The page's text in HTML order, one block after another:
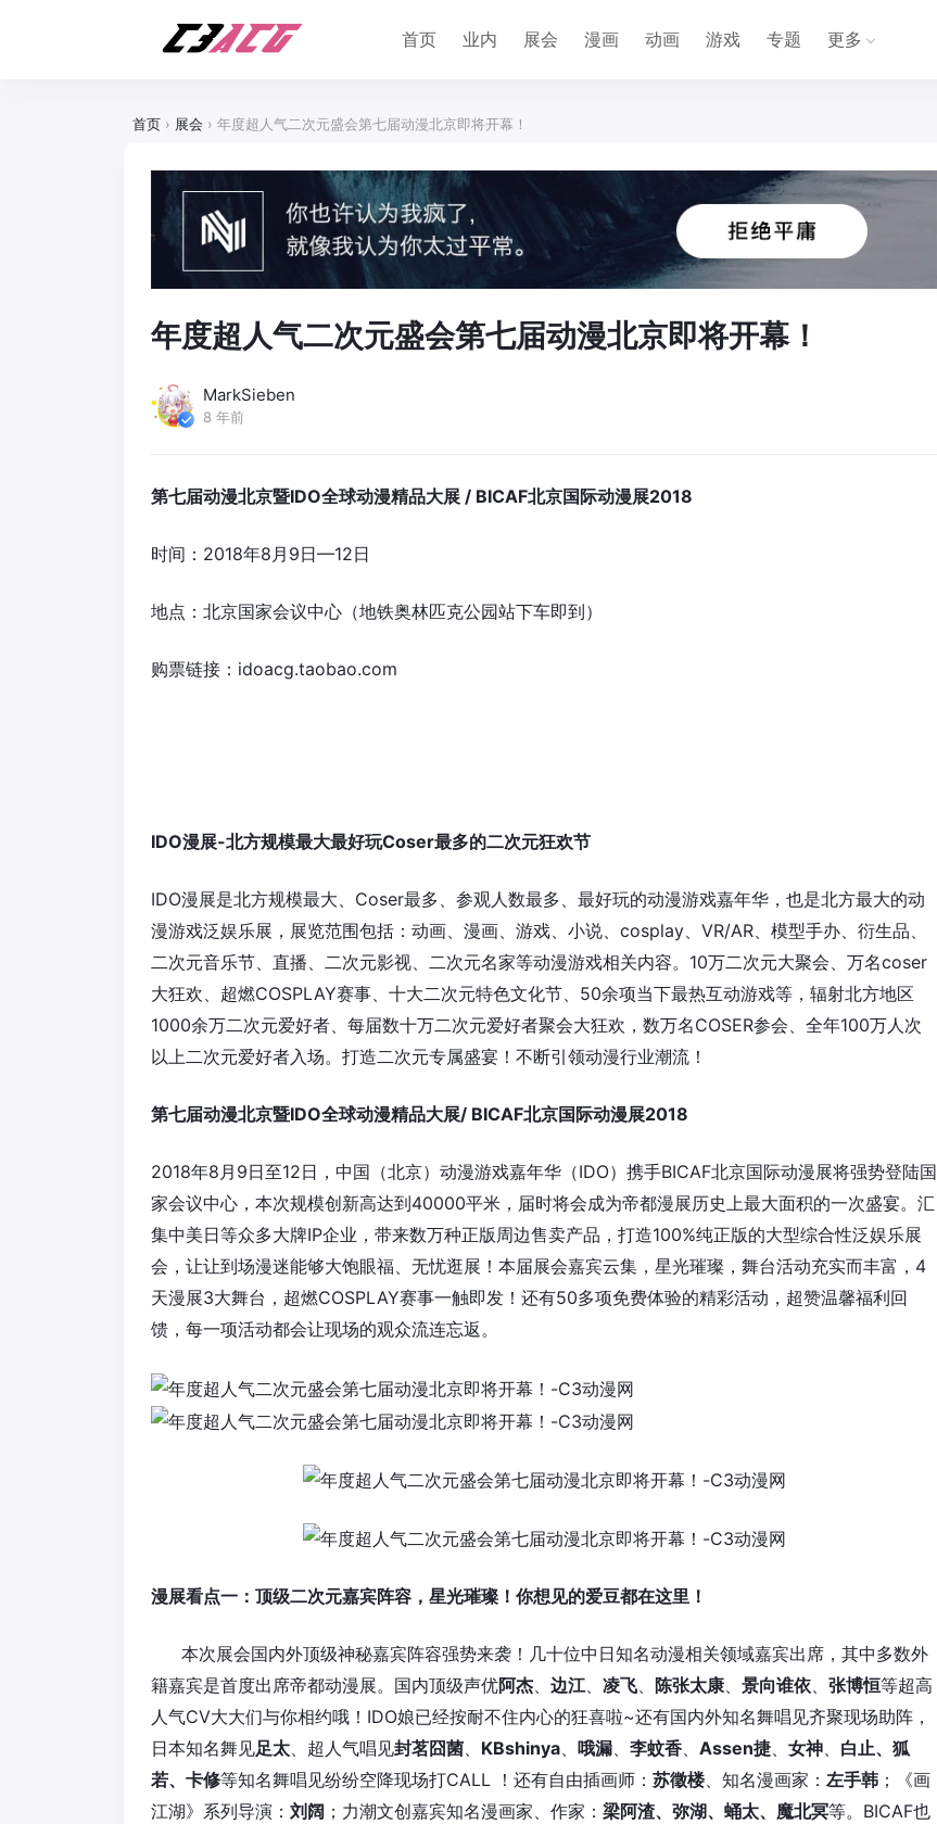
首页 业内 展会 漫画 动画 游戏 专题 更多
首页 › 展会 › 年度超人气二次元盛会第七届动漫北京即将开幕！
年度超人气二次元盛会第七届动漫北京即将开幕！
MarkSieben
8 年前
第七届动漫北京暨IDO全球动漫精品大展 / BICAF北京国际动漫展2018
时间： 2018年8月9日—12日
地点：北京国家会议中心（地铁奥林匹克公园站下车即到）
购票链接： idoacg.taobao.com
IDO漫展-北方规模最大最好玩Coser最多的二次元狂欢节
IDO漫展是北方规模最大、Coser最多、参观人数最多、最好玩的动漫游戏嘉年华，也是北方最大的动
漫游戏泛娱乐展，展览范围包括：动画、漫画、游戏、小说、cosplay、VR/AR、模型手办、衍生品、
二次元音乐节、直播、二次元影视、二次元名家等动漫游戏相关内容。10万二次元大聚会、万名coser
大狂欢、超燃COSPLAY赛事、十大二次元特色文化节、50余项当下最热互动游戏等，辐射北方地区
1000余万二次元爱好者、每届数十万二次元爱好者聚会大狂欢，数万名COSER参会、全年100万人次
以上二次元爱好者入场。打造二次元专属盛宴！不断引领动漫行业潮流！
第七届动漫北京暨IDO全球动漫精品大展/ BICAF北京国际动漫展2018
2018年8月9日至12日，中国（北京）动漫游戏嘉年华（IDO）携手BICAF北京国际动漫展将强势登陆国
家会议中心，本次规模创新高达到40000平米，届时将会成为帝都漫展历史上最大面积的一次盛宴。汇
集中美日等众多大牌IP企业，带来数万种正版周边售卖产品，打造100%纯正版的大型综合性泛娱乐展
会，让让到场漫迷能够大饱眼福、无忧逛展！本届展会嘉宾云集，星光璀璨，舞台活动充实而丰富，4
天漫展3大舞台，超燃COSPLAY赛事一触即发！还有50多项免费体验的精彩活动，超赞温馨福利回
馈，每一项活动都会让现场的观众流连忘返。
漫展看点一：顶级二次元嘉宾阵容，星光璀璨！你想见的爱豆都在这里！
本次展会国内外顶级神秘嘉宾阵容强势来袭！几十位中日知名动漫相关领域嘉宾出席，其中多数外
籍嘉宾是首度出席帝都动漫展。国内顶级声优阿杰、 边江、 凌飞、 陈张太康、 景向谁依、 张博恒等超高
人气CV大大们与你相约哦！IDO娘已经按耐不住内心的狂喜啦~还有国内外知名舞唱见齐聚现场助阵，
日本知名舞见足太、超人气唱见封茗囧菌、 KBshinya、 哦漏、 李蚊香、 Assen捷、 女神、 白止、狐
若、卡修等知名舞唱见纷纷空降现场打CALL ！还有自由插画师： 苏徵楼、知名漫画家： 左手韩 ；《画
江湖》系列导演： 刘阔 ；力潮文创嘉宾知名漫画家、作家： 梁阿渣、弥湖、蛹太、魔北冥等。BICAF也